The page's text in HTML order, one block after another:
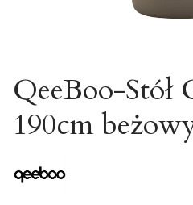
QeeBoo-Stół
190cm